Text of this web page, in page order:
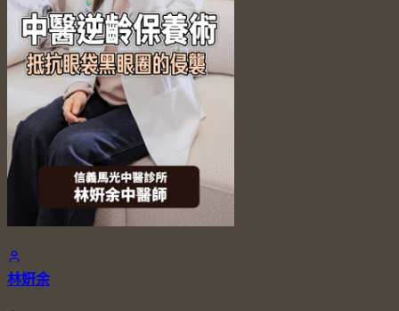
林姸余